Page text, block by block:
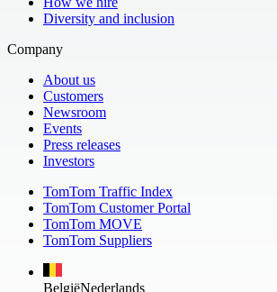
Diversity and inclusion
Company
About us
Customers
Newsroom
Events
Press releases
Investors
TomTom Traffic Index
TomTom Customer Portal
TomTom MOVE
TomTom Suppliers
BelgiëNederlands